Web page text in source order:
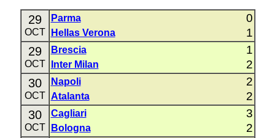
29
OCT
Parma 0
Hellas Verona 1
29
OCT
Brescia 1
Inter Milan 2
30
OCT
Napoli 2
Atalanta 2
30
OCT
Cagliari 3
Bologna 2